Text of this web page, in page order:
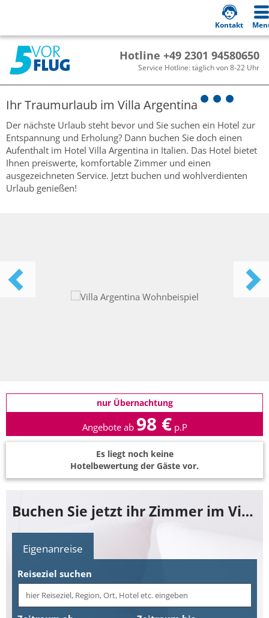
Hotline +49 2301 94580650
Service Hotline: täglich von 8-22 Uhr
Kontakt
Ihr Traumurlaub im Villa Argentina
Der nächste Urlaub steht bevor und Sie suchen ein Hotel zur
Entspannung und Erholung? Dann buchen Sie doch einen
Aufenthalt im Hotel Villa Argentina in Italien. Das Hotel bietet
Ihnen preiswerte, komfortable Zimmer und einen
ausgezeichneten Service. Jetzt buchen und wohlverdienten
Urlaub genießen!
nur Übernachtung
Angebote ab 98 € p.P
Es liegt noch keine
Hotelbewertung der Gäste vor.
Buchen Sie jetzt ihr Zimmer im Villa Argentina
Eigenanreise
Reiseziel suchen